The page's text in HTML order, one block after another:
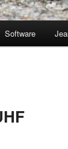
Software